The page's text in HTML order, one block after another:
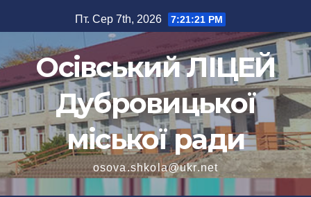
до
вмісту
Пт. Сер 7th, 2026 7:21:22 PM
Осівський ЛІЦЕЙ
Дубровицької
міської ради
osova.shkola@ukr.net